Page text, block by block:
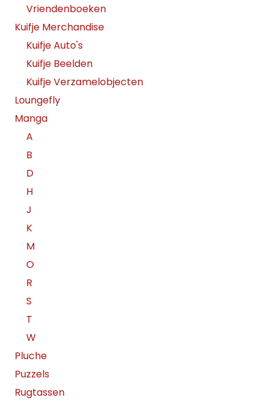
Vriendenboeken
Kuifje Merchandise
Kuifje Auto's
Kuifje Beelden
Kuifje Verzamelobjecten
Loungefly
Manga
A
B
D
H
J
K
M
O
R
S
T
W
Pluche
Puzzels
Rugtassen